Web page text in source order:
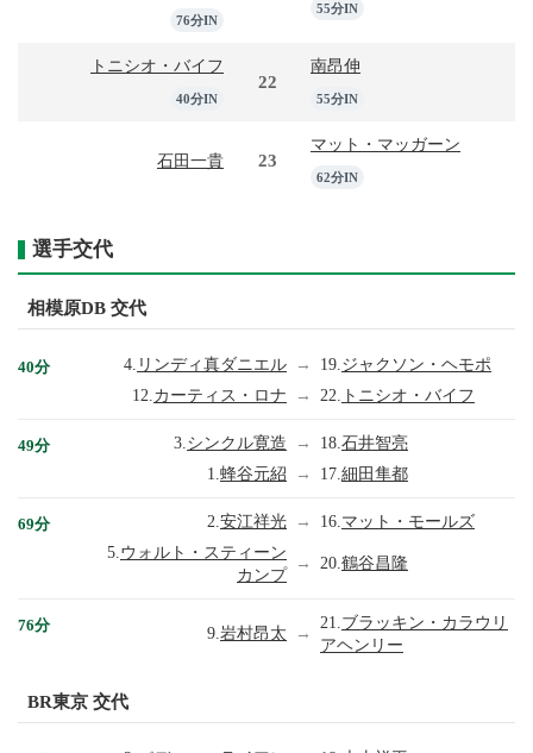
76分IN
55分IN
トニシオ・バイフ
40分IN
22
南昂伸
55分IN
石田一貴 23
マット・マッガーン
62分IN
選手交代
相模原DB 交代
40分 4. リンディ真ダニエル → 19. ジャクソン・ヘモポ
12. カーティス・ロナ → 22. トニシオ・バイフ
49分 3. シンクル寛造 → 18. 石井智亮
1. 蜂谷元紹 → 17. 細田隼都
69分 2. 安江祥光 → 16. マット・モールズ
5. ウォルト・スティーン
カンプ
→ 20.鶴谷昌隆
76分 9.岩村昂太 →
21. ブラッキン・カラウリ
アヘンリー
BR東京 交代